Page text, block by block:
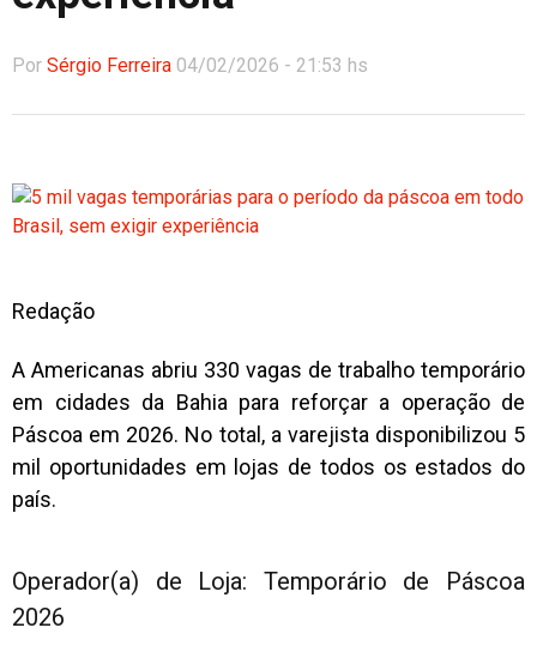
Por Sérgio Ferreira 04/02/2026 - 21:53 hs
Redação
A Americanas abriu 330 vagas de trabalho temporário
em cidades da Bahia para reforçar a operação de
Páscoa em 2026. No total, a varejista disponibilizou 5
mil oportunidades em lojas de todos os estados do
país.
Operador(a) de Loja: Temporário de Páscoa
2026